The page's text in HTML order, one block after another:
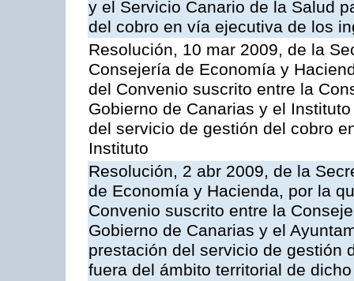
y el Servicio Canario de la Salud
del cobro en vía ejecutiva de los
Resolución, 10 mar 2009, de la
Consejería de Economía y
del Convenio suscrito entre la
Gobierno de Canarias y el
del servicio de gestión del cobro
Instituto
Resolución, 2 abr 2009, de la
de Economía y Hacienda, por la
Convenio suscrito entre la
Gobierno de Canarias y el
prestación del servicio de gestión
fuera del ámbito territorial de